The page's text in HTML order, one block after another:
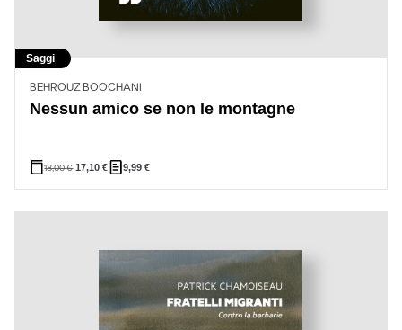
Saggi
BEHROUZ BOOCHANI
Nessun amico se non le montagne
18,00€ 17,10€ 9,99 €